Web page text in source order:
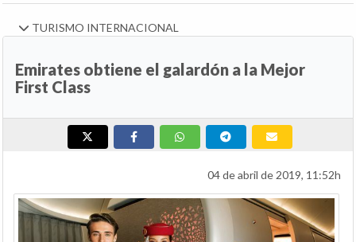
TURISMO INTERNACIONAL
Emirates obtiene el galardón a la Mejor
First Class
04 de abril de 2019, 11:52h